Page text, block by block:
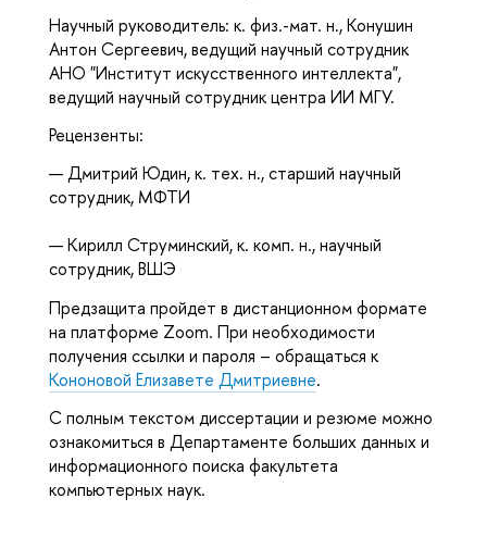
Научный руководитель: к. физ.-мат. н., Конушин
Антон Сергеевич, ведущий научный сотрудник
АНО "Институт искусственного интеллекта",
ведущий научный сотрудник центра ИИ МГУ.
Рецензенты:
— Дмитрий Юдин, к. тех. н., старший научный
сотрудник, МФТИ
— Кирилл Струминский, к. комп. н., научный
сотрудник, ВШЭ
Предзащита пройдет в дистанционном формате
на платформе Zoom. При необходимости
получения ссылки и пароля – обращаться к
Кононовой Елизавете Дмитриевне.
С полным текстом диссертации и резюме можно
ознакомиться в Департаменте больших данных и
информационного поиска факультета
компьютерных наук.